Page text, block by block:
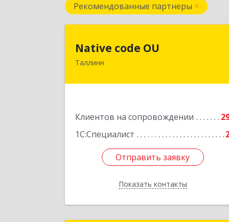
Рекомендованные партнеры
Native code OU
Таллинн
Клиентов на сопровождении
1С:Специалист
Отправить заявку
Показать контакты
13424, Estonia, Tallinn, Varese tn.10A-
Отправить заявку
Назад